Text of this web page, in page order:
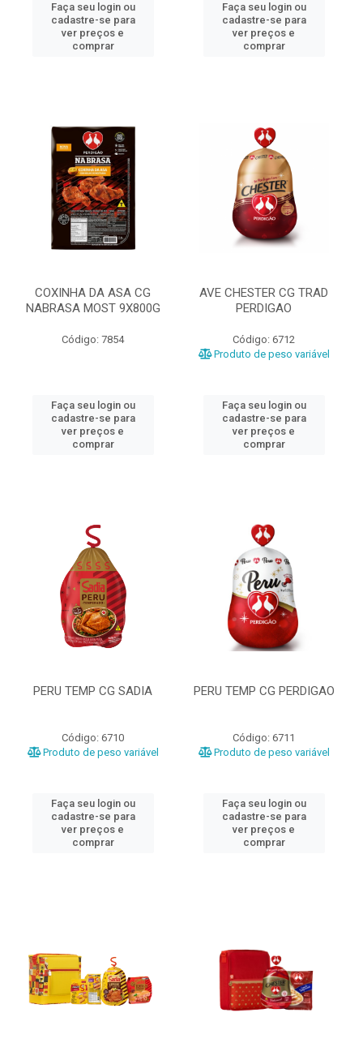
Faça seu login ou
cadastre-se para
ver preços e
comprar
Faça seu login ou
cadastre-se para
ver preços e
comprar
COXINHA DA ASA CG
NABRASA MOST 9X800G
Código: 7854
Faça seu login ou
cadastre-se para
ver preços e
comprar
AVE CHESTER CG TRAD
PERDIGAO
Código: 6712
Produto de peso variável
Faça seu login ou
cadastre-se para
ver preços e
comprar
PERU TEMP CG SADIA
Código: 6710
Produto de peso variável
Faça seu login ou
cadastre-se para
ver preços e
comprar
PERU TEMP CG PERDIGAO
Código: 6711
Produto de peso variável
Faça seu login ou
cadastre-se para
ver preços e
comprar